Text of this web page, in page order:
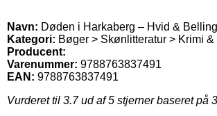
Navn: Døden i Harkaberg – Hvid &
Kategori: Bøger > Skønlitteratur > Krimi
Producent:
Varenummer: 9788763837491
EAN: 9788763837491
Vurderet til 3.7ud af 5 stjerner baseret på